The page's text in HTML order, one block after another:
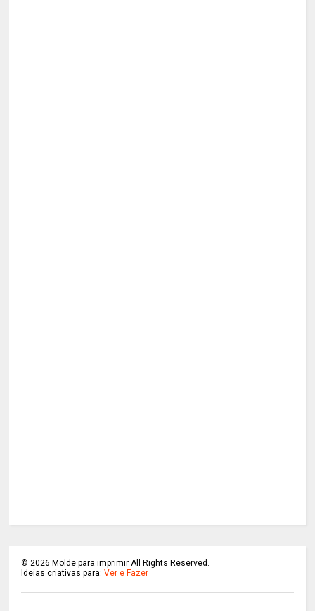
©2026 Molde para imprimir All Rights Reserved.
Ideias criativas para:Ver e Fazer